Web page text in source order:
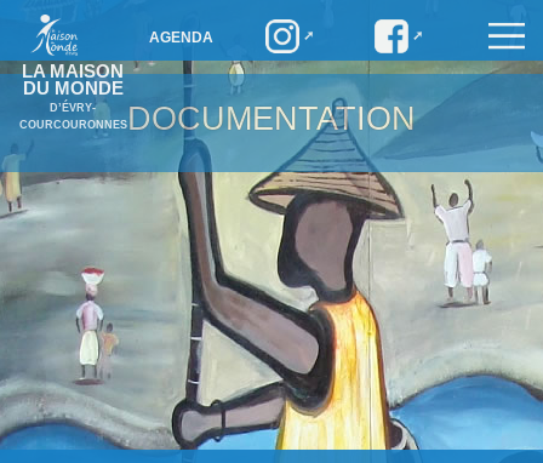
LA MAISON
DU MONDE
D’ÉVRY-
COURCOURONNES
AGENDA
DOCUMENTATION